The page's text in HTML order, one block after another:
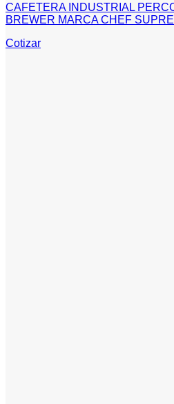
CAFETERA INDUSTRIAL
BREWER MARCA CHEF
Cotizar